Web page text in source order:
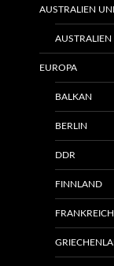
AUSTRALIEN
AUSTRALIEN
EUROPA
BALKAN
BERLIN
DDR
FINNLAND
FRANKREICH